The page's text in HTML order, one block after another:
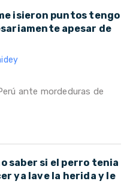
isieron puntos tengo
apesar de
ante mordeduras de
saber si el perro tenia
ya lave la herida y le